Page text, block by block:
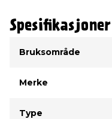
Spesifikasjoner
Bruksområde
Merke
Type